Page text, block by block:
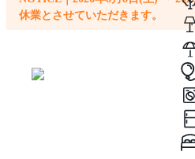
休業とさせていただきます。